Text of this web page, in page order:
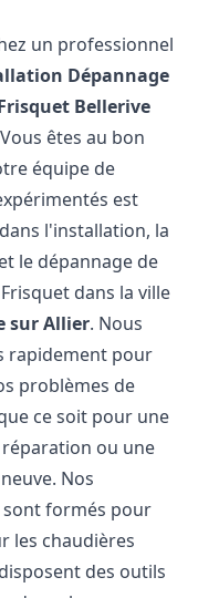
un professionnel
Dépannage
Bellerive
êtes au bon
équipe de
est
l'installation, la
le dépannage de
dans la ville
sur Allier. Nous
rapidement pour
problèmes de
ce soit pour une
ou une
Nos
sont formés pour
les chaudières
des outils